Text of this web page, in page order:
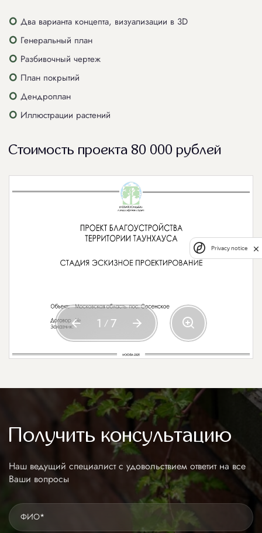
Два варианта концепта, визуализации в 3D
Генеральный план
Разбивочный чертеж
План покрытий
Дендроплан
Иллюстрации растений
Стоимость проекта 80 000 рублей
1 / 7
Получить консультацию
Наш ведущий специалист с удовольствием ответит на все
Ваши вопросы
ФИО*
Privacy notice